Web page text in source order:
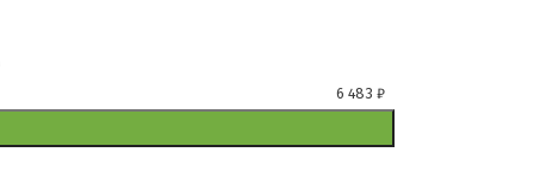
6 483 ₽